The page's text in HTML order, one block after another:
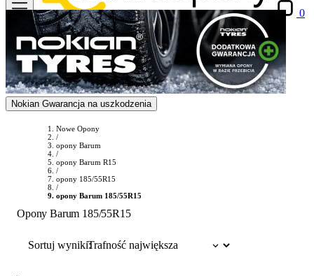
0
Nokian Gwarancja na uszkodzenia
Nowe Opony
/
opony Barum
/
opony Barum R15
/
opony 185/55R15
/
opony Barum 185/55R15
Opony Barum 185/55R15
Sortuj wyniki: